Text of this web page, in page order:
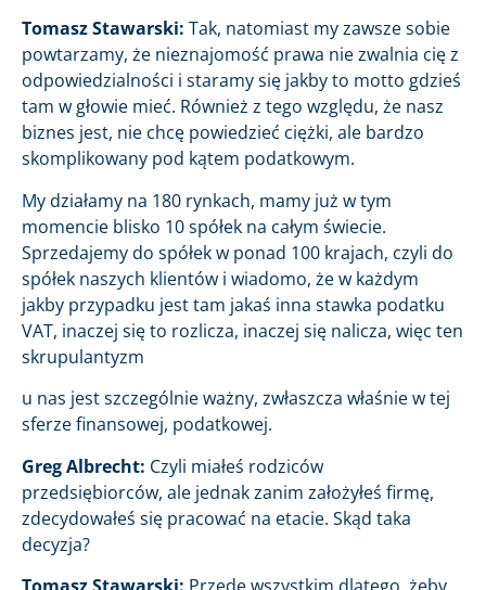
Tomasz Stawarski: Tak, natomiast my zawsze sobie
powtarzamy, że nieznajomość prawa nie zwalnia cię z
odpowiedzialności i staramy się jakby to motto gdzieś
tam w głowie mieć. Również z tego względu, że nasz
biznes jest, nie chcę powiedzieć ciężki, ale bardzo
skomplikowany pod kątem podatkowym.
My działamy na 180 rynkach, mamy już w tym
momencie blisko 10 spółek na całym świecie.
Sprzedajemy do spółek w ponad 100 krajach, czyli do
spółek naszych klientów i wiadomo, że w każdym
jakby przypadku jest tam jakaś inna stawka podatku
VAT, inaczej się to rozlicza, inaczej się nalicza, więc ten
skrupulantyzm
u nas jest szczególnie ważny, zwłaszcza właśnie w tej
sferze finansowej, podatkowej.
Greg Albrecht: Czyli miałeś rodziców
przedsiębiorców, ale jednak zanim założyłeś firmę,
zdecydowałeś się pracować na etacie. Skąd taka
decyzja?